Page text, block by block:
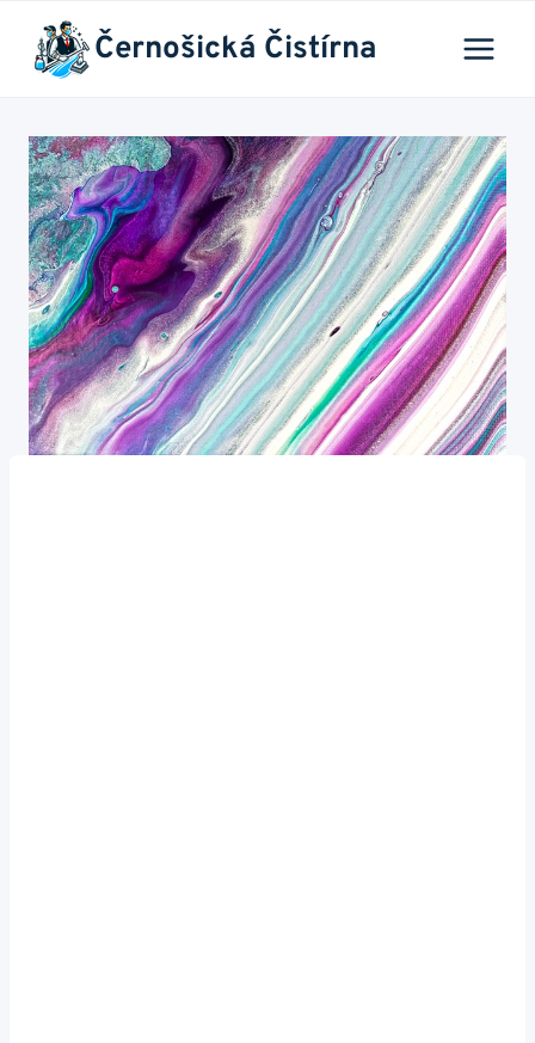
Přeskočit
obsah
Černošická Čistírna